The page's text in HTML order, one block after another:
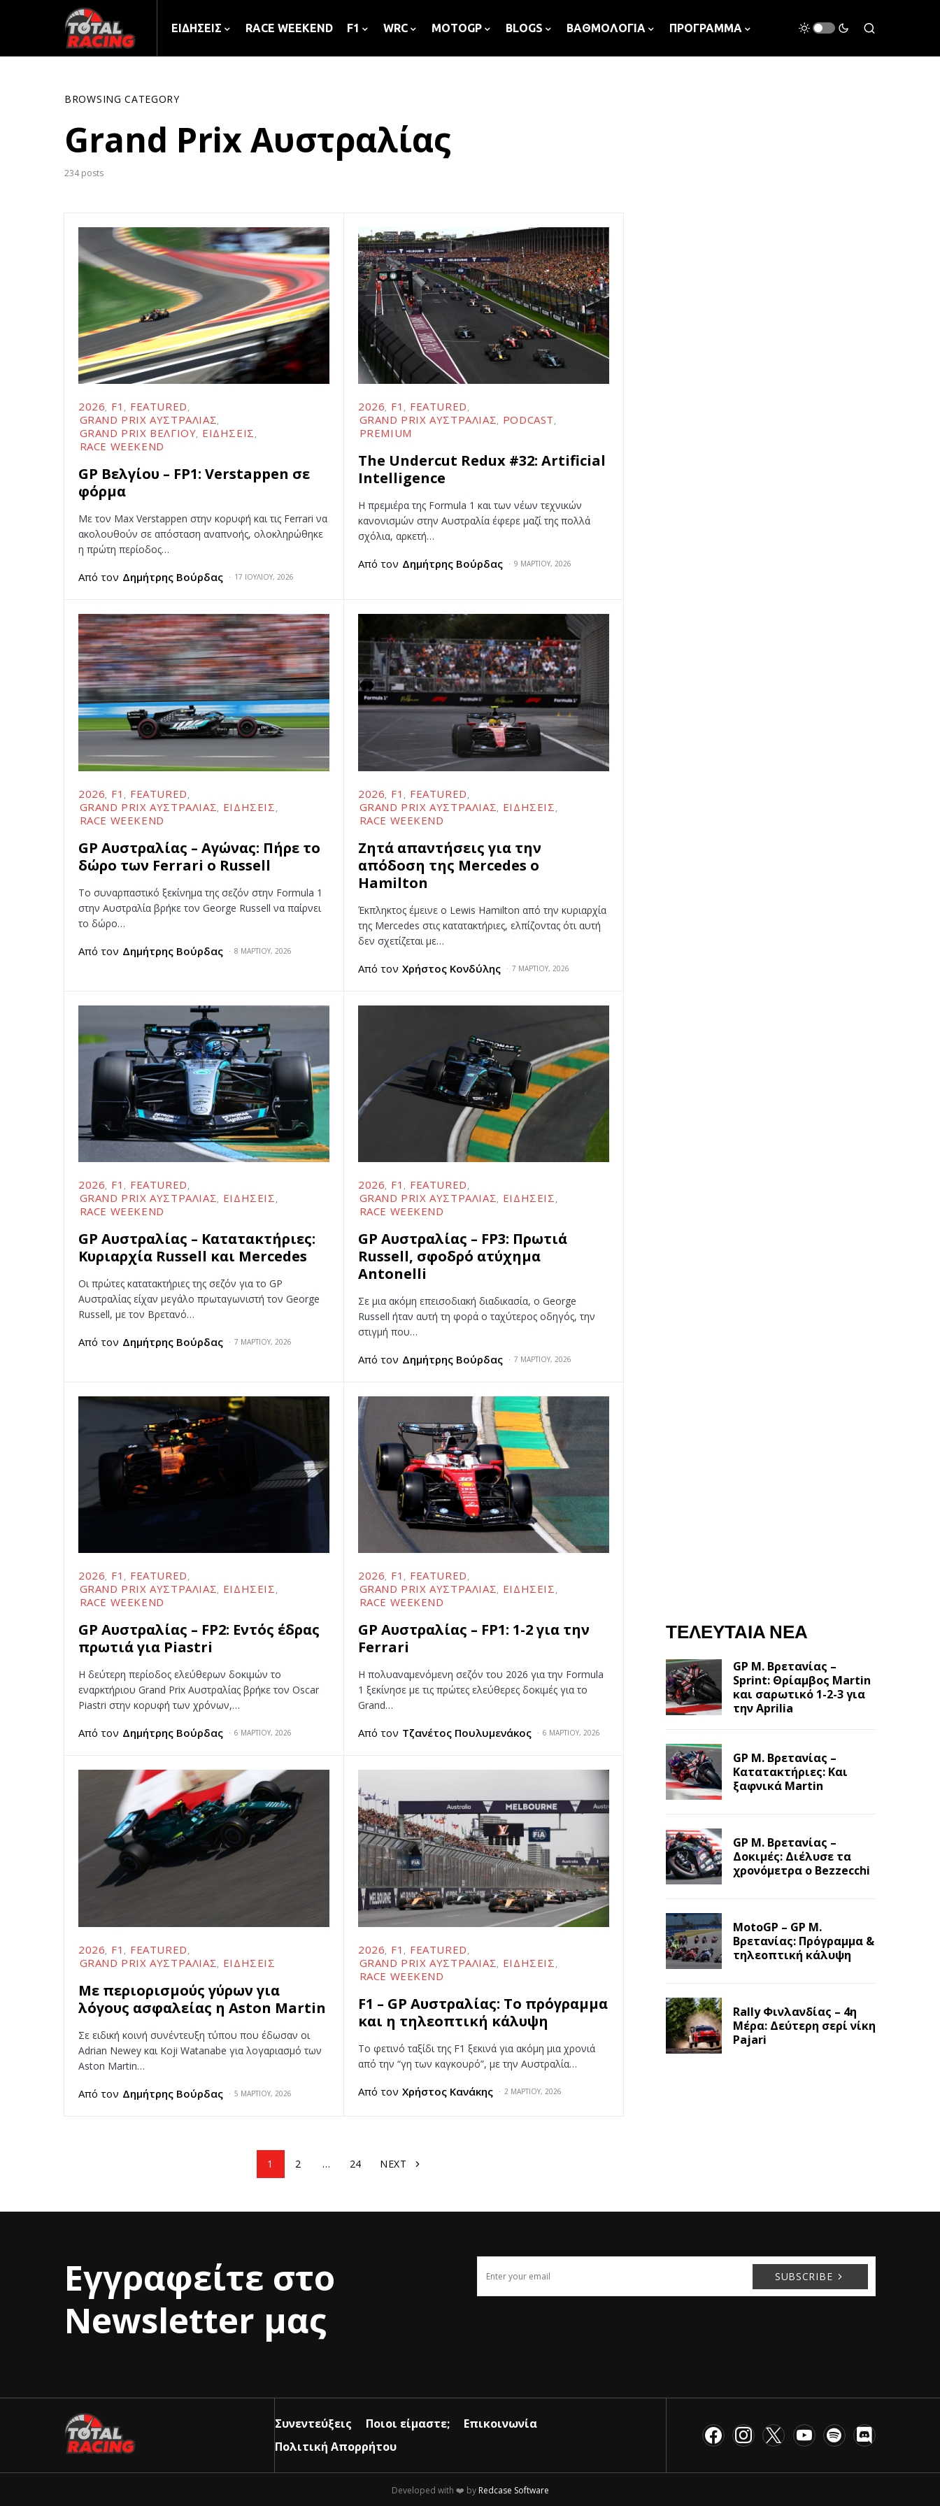
ΕΙΔΉΣΕΙΣ RACE WEEKEND F1 WRC MOTOGP BLOGS ΒΑΘΜΟΛΟΓΙΑ ΠΡΟΓΡΑΜΜΑ
BROWSING CATEGORY
Grand Prix Αυστραλίας
234 posts
2026 F1
FEATURED
GRAND PRIX ΑΥΣΤΡΑΛΊΑΣ
GRAND PRIX ΒΕΛΓΊΟΥ ΕΙΔΉΣΕΙΣ
RACE WEEKEND
GP Βελγίου – FP1: Verstappen σε
φόρμα
Με τον Max Verstappen στην κορυφή και τις Ferrari να
ακολουθούν σε απόσταση αναπνοής, ολοκληρώθηκε
η πρώτη περίοδος…
Από τον Δημήτρης Βούρδας 17 ΙΟΥΛΊΟΥ, 2026
2026 F1
FEATURED
GRAND PRIX ΑΥΣΤΡΑΛΊΑΣ PODCAST
PREMIUM
The Undercut Redux #32: Artificial
Intelligence
Η πρεμιέρα της Formula 1 και των νέων τεχνικών
κανονισμών στην Αυστραλία έφερε μαζί της πολλά
σχόλια, αρκετή…
Από τον Δημήτρης Βούρδας 9 ΜΑΡΤΊΟΥ, 2026
2026 F1
FEATURED
GRAND PRIX ΑΥΣΤΡΑΛΊΑΣ ΕΙΔΉΣΕΙΣ
RACE WEEKEND
GP Αυστραλίας – Αγώνας: Πήρε το
δώρο των Ferrari o Russell
Το συναρπαστικό ξεκίνημα της σεζόν στην Formula 1
στην Αυστραλία βρήκε τον George Russell να παίρνει
το δώρο…
Από τον Δημήτρης Βούρδας 8 ΜΑΡΤΊΟΥ, 2026
2026 F1
FEATURED
GRAND PRIX ΑΥΣΤΡΑΛΊΑΣ ΕΙΔΉΣΕΙΣ
RACE WEEKEND
Ζητά απαντήσεις για την
απόδοση της Mercedes o
Hamilton
Έκπληκτος έμεινε ο Lewis Hamilton από την κυριαρχία
της Mercedes στις κατατακτήριες, ελπίζοντας ότι αυτή
δεν σχετίζεται με…
Από τον Χρήστος Κονδύλης 7 ΜΑΡΤΊΟΥ, 2026
2026 F1
FEATURED
GRAND PRIX ΑΥΣΤΡΑΛΊΑΣ ΕΙΔΉΣΕΙΣ
RACE WEEKEND
GP Αυστραλίας – Κατατακτήριες:
Κυριαρχία Russell και Mercedes
Οι πρώτες κατατακτήριες της σεζόν για το GP
Αυστραλίας είχαν μεγάλο πρωταγωνιστή τον George
Russell, με τον Βρετανό…
Από τον Δημήτρης Βούρδας 7 ΜΑΡΤΊΟΥ, 2026
2026 F1
FEATURED
GRAND PRIX ΑΥΣΤΡΑΛΊΑΣ ΕΙΔΉΣΕΙΣ
RACE WEEKEND
GP Αυστραλίας – FP3: Πρωτιά
Russell, σφοδρό ατύχημα
Antonelli
Σε μια ακόμη επεισοδιακή διαδικασία, ο George
Russell ήταν αυτή τη φορά ο ταχύτερος οδηγός, την
στιγμή που…
Από τον Δημήτρης Βούρδας 7 ΜΑΡΤΊΟΥ, 2026
2026 F1
FEATURED
GRAND PRIX ΑΥΣΤΡΑΛΊΑΣ ΕΙΔΉΣΕΙΣ
RACE WEEKEND
GP Αυστραλίας – FP2: Εντός έδρας
πρωτιά για Piastri
Η δεύτερη περίοδος ελεύθερων δοκιμών το
εναρκτήριου Grand Prix Αυστραλίας βρήκε τον Oscar
Piastri στην κορυφή των χρόνων,…
Από τον Δημήτρης Βούρδας 6 ΜΑΡΤΊΟΥ, 2026
2026 F1
FEATURED
GRAND PRIX ΑΥΣΤΡΑΛΊΑΣ ΕΙΔΉΣΕΙΣ
RACE WEEKEND
GP Αυστραλίας – FP1: 1-2 για την
Ferrari
Η πολυαναμενόμενη σεζόν του 2026 για την Formula
1 ξεκίνησε με τις πρώτες ελεύθερες δοκιμές για το
Grand…
Από τον Τζανέτος Πουλυμενάκος 6 ΜΑΡΤΊΟΥ, 2026
2026 F1
FEATURED
GRAND PRIX ΑΥΣΤΡΑΛΊΑΣ ΕΙΔΉΣΕΙΣ
Με περιορισμούς γύρων για
λόγους ασφαλείας η Aston Martin
Σε ειδική κοινή συνέντευξη τύπου που έδωσαν οι
Adrian Newey και Koji Watanabe για λογαριασμό των
Aston Martin…
Από τον Δημήτρης Βούρδας 5 ΜΑΡΤΊΟΥ, 2026
2026 F1
FEATURED
GRAND PRIX ΑΥΣΤΡΑΛΊΑΣ ΕΙΔΉΣΕΙΣ
RACE WEEKEND
F1 – GP Αυστραλίας: To πρόγραμμα
και η τηλεοπτική κάλυψη
Το φετινό ταξίδι της F1 ξεκινά για ακόμη μια χρονιά
από την “γη των καγκουρό”, με την Αυστραλία…
Από τον Χρήστος Κανάκης 2 ΜΑΡΤΊΟΥ, 2026
1 2 … 24 NEXT
ΤΕΛΕΥΤΑΊΑ ΝΈΑ
GP Μ. Βρετανίας –
Sprint: Θρίαμβος Martin
και σαρωτικό 1-2-3 για
την Aprilia
GP Μ. Βρετανίας –
Κατατακτήριες: Και
ξαφνικά Martin
GP Μ. Βρετανίας –
Δοκιμές: Διέλυσε τα
χρονόμετρα ο Bezzecchi
MotoGP – GP Μ.
Βρετανίας: Πρόγραμμα &
τηλεοπτική κάλυψη
Rally Φινλανδίας – 4η
Μέρα: Δεύτερη σερί νίκη
Pajari
Εγγραφείτε στο
Newsletter μας
SUBSCRIBE
Συνεντεύξεις Ποιοι είμαστε;
Επικοινωνία
Πολιτική Απορρήτου
Developed with ❤️ by Redcase Software